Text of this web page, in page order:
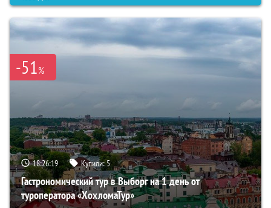
-51%
18:26:18 Купили:5
Гастрономический тур в Выборг на 1 день от
туроператора «ХохломаТур»